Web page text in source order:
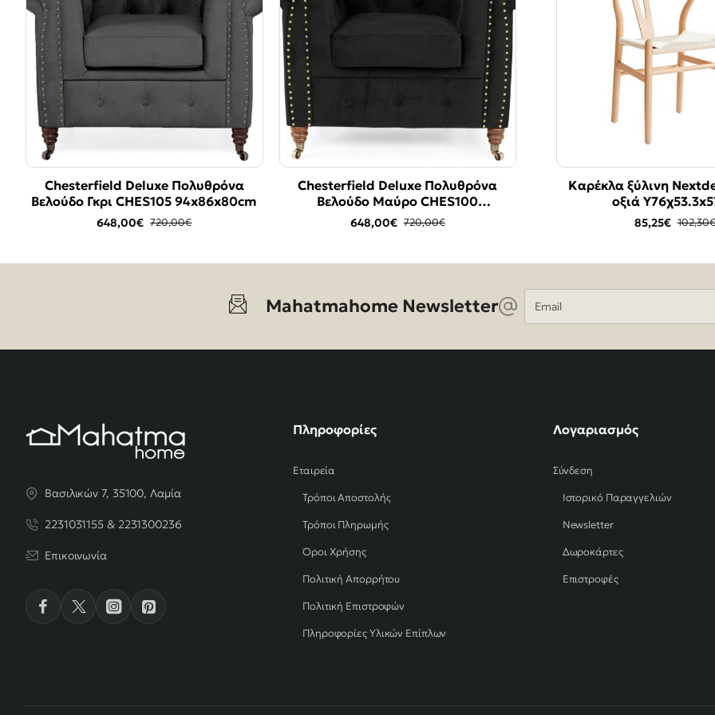
-10%
Chesterfield Deluxe Πολυθρόνα
Βελούδο Γκρι CHES105 94x86x80cm
648,00€ 720,00€
-10%
Chesterfield Deluxe Πολυθρόνα
Βελούδο Μαύρο CHES100
94x86x80cm
648,00€ 720,00€
Chesterfield Deluxe
Βελούδο Μουσταρδί
94x86x80cm
648,00€ 720,00€
Καρέκλα ξύλινη
οξιά
85,25€ 102,30€
Mahatmahome Newsletter
Email
Βασιλικών 7, 35100, Λαμία
2231031155 & 2231300236
Επικοινωνία
Πληροφορίες
Εταιρεία
Τρόποι Αποστολής
Τρόποι Πληρωμής
Όροι Χρήσης
Πολιτική Απορρήτου
Πολιτική Επιστροφών
Πληροφορίες Υλικών Επίπλων
Λογαριασμός
Σύνδεση
Ιστορικό Παραγγελιών
Newsletter
Δωροκάρτες
Επιστροφές